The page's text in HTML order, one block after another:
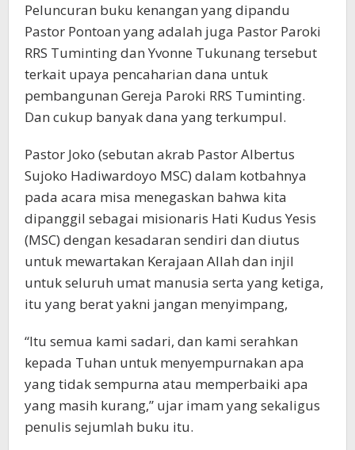
Peluncuran buku kenangan yang dipandu
Pastor Pontoan yang adalah juga Pastor Paroki
RRS Tuminting dan Yvonne Tukunang tersebut
terkait upaya pencaharian dana untuk
pembangunan Gereja Paroki RRS Tuminting.
Dan cukup banyak dana yang terkumpul.
Pastor Joko (sebutan akrab Pastor Albertus
Sujoko Hadiwardoyo MSC) dalam kotbahnya
pada acara misa menegaskan bahwa kita
dipanggil sebagai misionaris Hati Kudus Yesis
(MSC) dengan kesadaran sendiri dan diutus
untuk mewartakan Kerajaan Allah dan injil
untuk seluruh umat manusia serta yang ketiga,
itu yang berat yakni jangan menyimpang,
“Itu semua kami sadari, dan kami serahkan
kepada Tuhan untuk menyempurnakan apa
yang tidak sempurna atau memperbaiki apa
yang masih kurang,” ujar imam yang sekaligus
penulis sejumlah buku itu.